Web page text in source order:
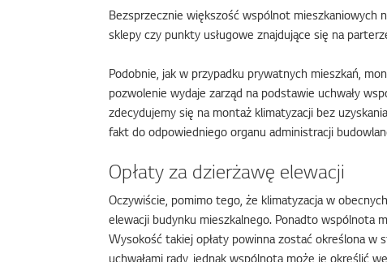
Bezsprzecznie większość wspólnot mieszkaniowych
sklepy czy punkty usługowe znajdujące się na
Podobnie, jak w przypadku prywatnych mieszkań,
pozwolenie wydaje zarząd na podstawie uchwały
zdecydujemy się na montaż klimatyzacji bez
fakt do odpowiedniego organu administracji
Opłaty za dzierżawę elewacji
Oczywiście, pomimo tego, że klimatyzacja w
elewacji budynku mieszkalnego. Ponadto wspólnota
Wysokość takiej opłaty powinna zostać określona w